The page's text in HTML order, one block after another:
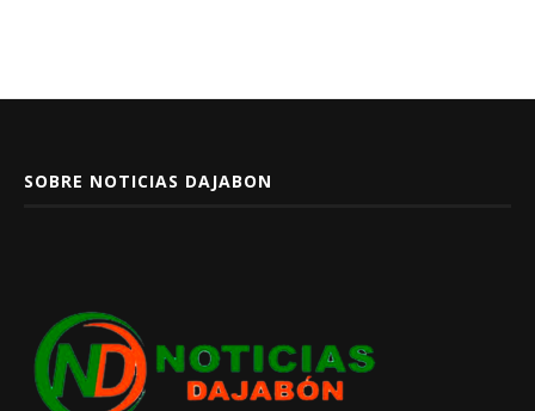
SOBRE NOTICIAS DAJABON